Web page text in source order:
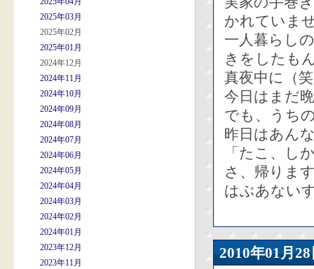
2025年03月
2025年02月
2025年01月
2024年12月
2024年11月
2024年10月
2024年09月
2024年08月
2024年07月
2024年06月
2024年05月
2024年04月
2024年03月
2024年02月
2024年01月
2023年12月
2023年11月
かれていま
一人暮らし
きをしたも
真夜中に（
今日はまだ
でも、うち
昨日はあん
「たこ、し
さ、帰りま
はぶあない
2010年01